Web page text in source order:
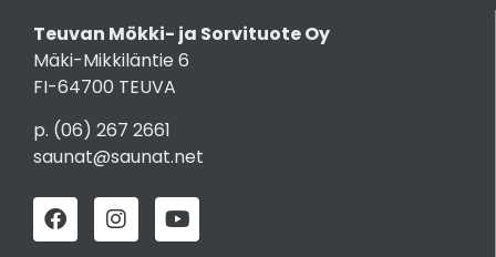
Teuvan Mökki- ja Sorvituote Oy
Mäki-Mikkiläntie 6
FI-64700 TEUVA
p. (06) 267 2661
saunat@saunat.net